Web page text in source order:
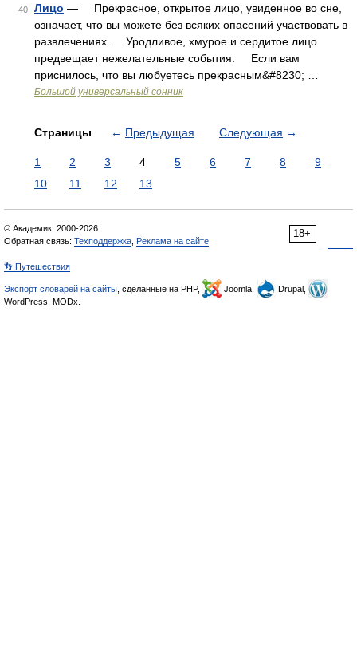
40 Лицо — Прекрасное, открытое лицо, увиденное во сне,
означает, что вы можете без всяких опасений участвовать в
развлечениях. Уродливое, хмурое и сердитое лицо
предвещает нежелательные события. Если вам
приснилось, что вы любуетесь прекрасным&#8230; …
Большой универсальный сонник
Страницы ← Предыдущая Следующая →
1 2 3 4 5 6 7 8
9
10
11 12 13
18+
© Академик, 2000-2026
Обратная связь: Техподдержка Реклама на сайте
👣 Путешествия
Экспорт словарей на сайты , сделанные на PHP, Joomla,
Drupal,
WordPress, MODx.